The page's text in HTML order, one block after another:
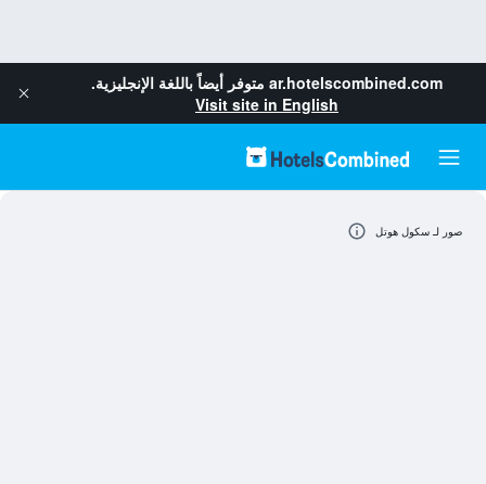
ar.hotelscombined.com متوفر أيضاً باللغة الإنجليزية.
Visit site in English
صور لـ سكول هوتل